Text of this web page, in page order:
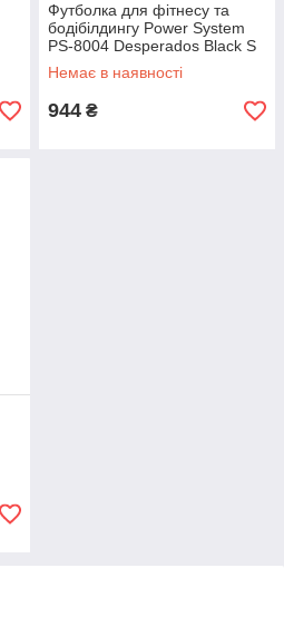
Футболка для фітнесу та
бодібілдингу Power System
PS-8004 Desperados Black S
Немає в наявності
944 ₴